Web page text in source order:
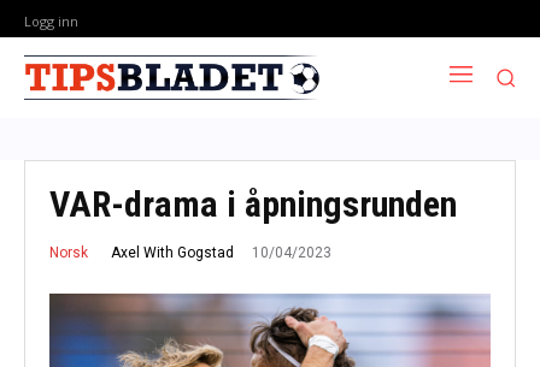
Logg inn
VAR-drama i åpningsrunden
Norsk Axel With Gogstad 10/04/2023